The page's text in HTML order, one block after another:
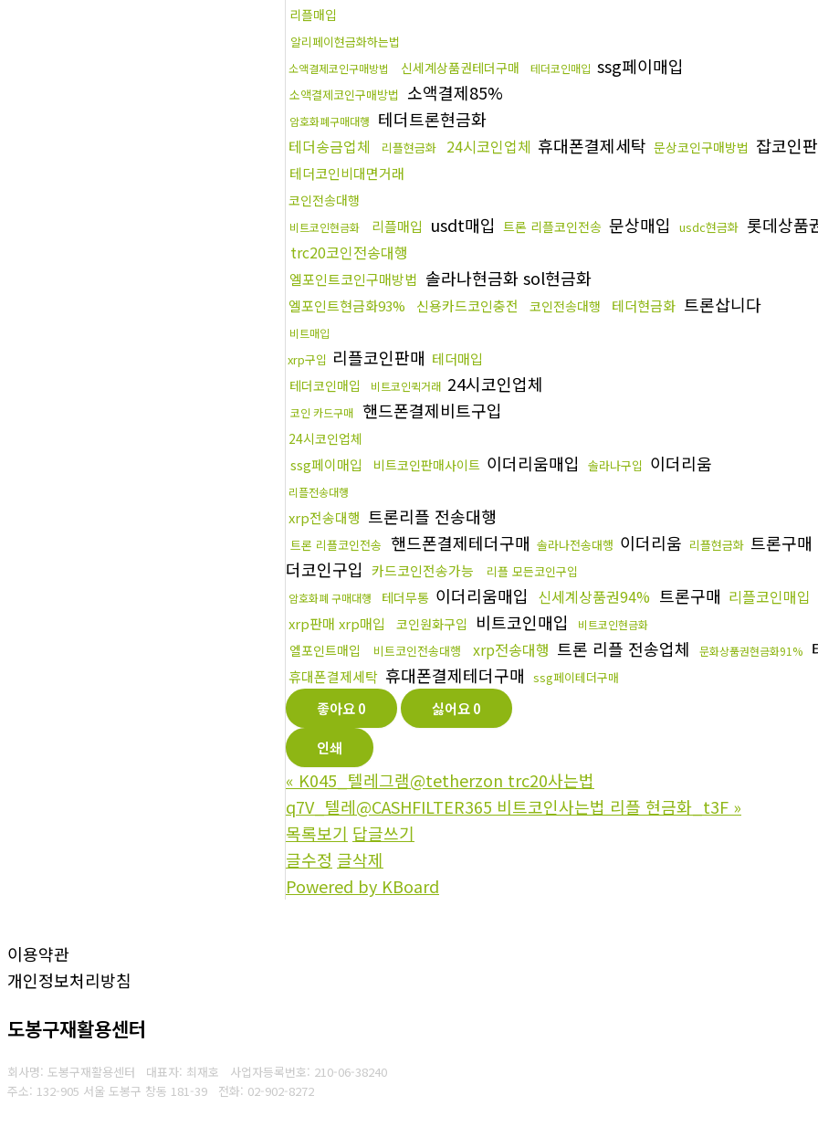
리플매입
알리페이현금화하는법
소액결제코인구매방법 신세계상품권테더구매 테더코인매입 ssg페이매입
소액결제코인구매방법 소액결제85%
암호화폐구매대행 테더트론현금화
테더송금업체 리플현금화 24시코인업체 휴대폰결제세탁 문상코인구매방법 잡코인
테더코인비대면거래
코인전송대행
비트코인현금화 리플매입 usdt매입 트론 리플코인전송 문상매입 usdc현금화 롯데상품
trc20코인전송대행
엘포인트코인구매방법 솔라나현금화 sol현금화
엘포인트현금화93% 신용카드코인충전 코인전송대행 테더현금화 트론삽니다
비트매입
xrp구입 리플코인판매 테더매입
테더코인매입 비트코인퀵거래 24시코인업체
코인 카드구매 핸드폰결제비트구입
24시코인업체
ssg페이매입 비트코인판매사이트 이더리움매입 솔라나구입 이더리움
리플전송대행
xrp전송대행 트론리플 전송대행
트론 리플코인전송 핸드폰결제테더구매 솔라나전송대행 이더리움 리플현금화 트론구매
더코인구입 카드코인전송가능 리플 모든코인구입
암호화폐 구매대행 테더무통 이더리움매입 신세계상품권94% 트론구매 리플코인매입
xrp판매 xrp매입 코인원화구입 비트코인매입 비트코인현금화
엘포인트매입 비트코인전송대행 xrp전송대행 트론 리플 전송업체 문화상품권현금화91%
휴대폰결제세탁 휴대폰결제테더구매 ssg페이테더구매
좋아요0 싫어요0
인쇄
« K045_텔레그램@tetherzon trc20사는법
q7V_텔레@CASHFILTER365 비트코인사는법 리플 현금화_t3F »
목록보기 답글쓰기
글수정 글삭제
Powered by KBoard
이용약관
개인정보처리방침
도봉구재활용센터
회사명: 도봉구재활용센터 대표자: 최재호 사업자등록번호: 210-06-38240
주소: 132-905 서울 도봉구 창동 181-39 전화: 02-902-8272